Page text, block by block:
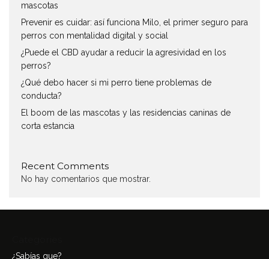
mascotas
Prevenir es cuidar: así funciona Milo, el primer seguro para
perros con mentalidad digital y social
¿Puede el CBD ayudar a reducir la agresividad en los
perros?
¿Qué debo hacer si mi perro tiene problemas de
conducta?
El boom de las mascotas y las residencias caninas de
corta estancia
Recent Comments
No hay comentarios que mostrar.
¿Sabías que?